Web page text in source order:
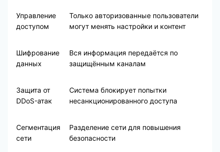
Управление
доступом
Только авторизованные пользователи
могут менять настройки и контент
Шифрование
данных
Вся информация передаётся по
защищённым каналам
Защита от
DDoS-атак
Система блокирует попытки
несанкционированного доступа
Сегментация
сети
Разделение сети для повышения
безопасности